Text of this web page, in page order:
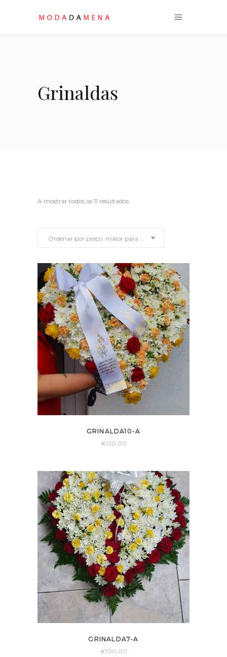
Grinaldas
A mostrar todos os 11 resultadosOrdenado
maior
para
menor
Ordenar por preço: maior para menor
GRINALDA10-A
€120,00
GRINALDA7-A
€100,00